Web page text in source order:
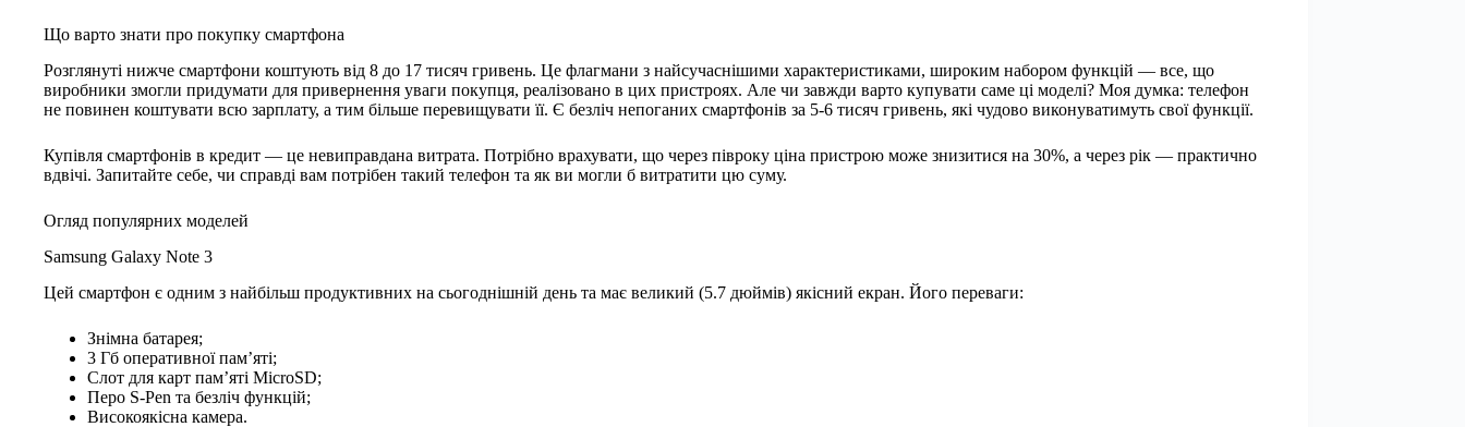
Що варто знати про покупку смартфона
Розглянуті нижче смартфони коштують від 8 до 17 тисяч гривень. Це флагмани з найсучаснішими характеристиками, широким набором функцій — все, що
виробники змогли придумати для привернення уваги покупця, реалізовано в цих пристроях. Але чи завжди варто купувати саме ці моделі? Моя думка: телефон
не повинен коштувати всю зарплату, а тим більше перевищувати її. Є безліч непоганих смартфонів за 5-6 тисяч гривень, які чудово виконуватимуть свої функції.
Купівля смартфонів в кредит — це невиправдана витрата. Потрібно врахувати, що через півроку ціна пристрою може знизитися на 30%, а через рік — практично
вдвічі. Запитайте себе, чи справді вам потрібен такий телефон та як ви могли б витратити цю суму.
Огляд популярних моделей
Samsung Galaxy Note 3
Цей смартфон є одним з найбільш продуктивних на сьогоднішній день та має великий (5.7 дюймів) якісний екран. Його переваги:
Знімна батарея;
3 Гб оперативної пам’яті;
Слот для карт пам’яті MicroSD;
Перо S-Pen та безліч функцій;
Високоякісна камера.